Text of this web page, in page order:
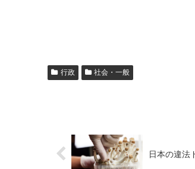
行政 社会・一般
日本の違法